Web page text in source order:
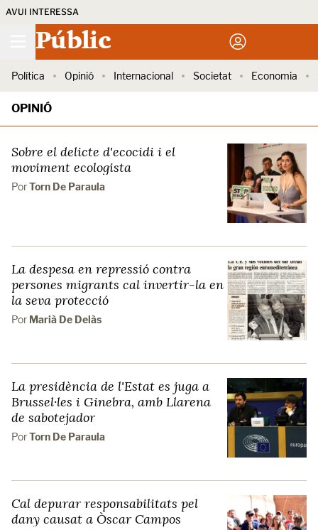
AVUI INTERESSA
Públic
Política Opinió Internacional Societat Economia
OPINIÓ
Sobre el delicte d'ecocidi i el
moviment ecologista
PorTorn De Paraula
La despesa en repressió contra
persones migrants cal invertir-la en
la seva protecció
Por Marià De Delàs
La presidència de l'Estat es juga a
Brussel·les i Ginebra, amb Llarena
de sabotejador
PorTorn De Paraula
Cal depurar responsabilitats pel
dany causat a Òscar Campos